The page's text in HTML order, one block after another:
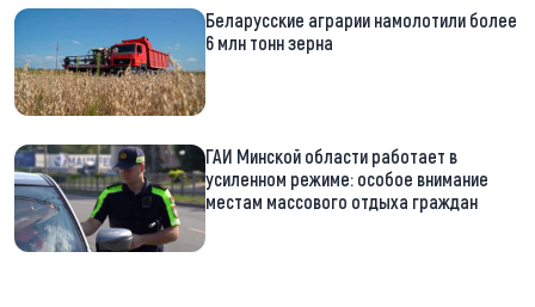
Беларусские аграрии намолотили более
6 млн тонн зерна
ГАИ Минской области работает в
усиленном режиме: особое внимание
местам массового отдыха граждан